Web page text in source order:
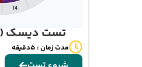
تست دیسک (DISC) رایگان
مدت زمان : 5دقیقه